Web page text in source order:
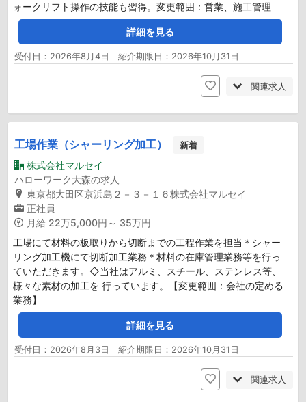
ォークリフト操作の技能も習得。変更範囲：営業、施工管理
詳細を見る
受付日：2026年8月4日 紹介期限日：2026年10月31日
関連求人
工場作業（シャーリング加工） 新着
株式会社マルセイ
ハローワーク大森の求人
東京都大田区京浜島２－３－１６株式会社マルセイ
正社員
月給 22万5,000円～ 35万円
工場にて材料の板取りから切断までの工程作業を担当＊シャー
リング加工機にて切断加工業務＊材料の在庫管理業務等を行っ
ていただきます。◇当社はアルミ、スチール、ステンレス等、
様々な素材の加工を 行っています。【変更範囲：会社の定める
業務】
詳細を見る
受付日：2026年8月3日 紹介期限日：2026年10月31日
関連求人